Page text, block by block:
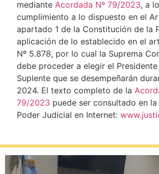
mediante Acordada Nº 79/2023, a
cumplimiento a lo dispuesto en el
apartado 1 de la Constitución de la
aplicación de lo establecido en el
Nº 5.878, por lo cual la Suprema
debe proceder a elegir el
Suplente que se desempeñarán
2024. El texto completo de la
79/2023 puede ser consultado en
Poder Judicial en Internet: